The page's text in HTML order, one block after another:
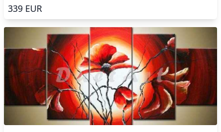
339 EUR